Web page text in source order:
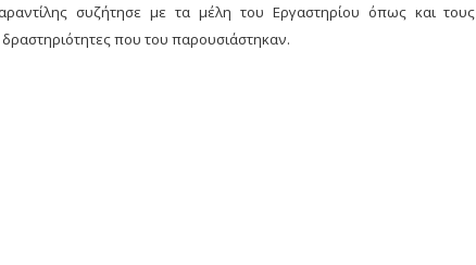
συζήτησε με τα μέλη του Εργαστηρίου όπως και τους
δραστηριότητες που του παρουσιάστηκαν.